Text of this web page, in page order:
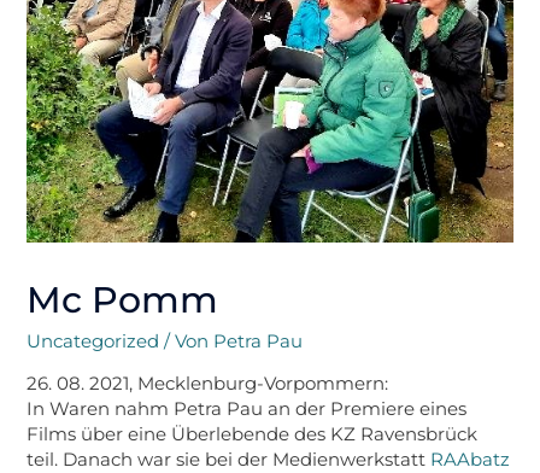
Mc Pomm
Uncategorized / Von Petra Pau
26. 08. 2021, Mecklenburg-Vorpommern:
In Waren nahm Petra Pau an der Premiere eines
Films über eine Überlebende des KZ Ravensbrück
teil. Danach war sie bei der Medienwerkstatt RAAbatz